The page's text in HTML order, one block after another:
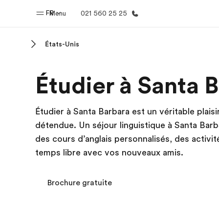
Menu
FR 021 560 25 25
Bienvenue chez EF Nos
États-Unis
Étudier à Santa
Étudier à Santa Barbara est un véritable
détendue. Un séjour linguistique à Santa
des cours d’anglais personnalisés, des
temps libre avec vos nouveaux amis.
Brochure gratuite